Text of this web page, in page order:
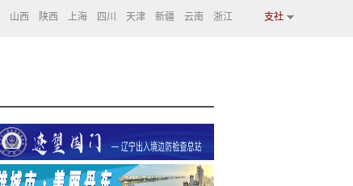
山西 陕西 上海 四川 天津 新疆 云南 浙江 支社